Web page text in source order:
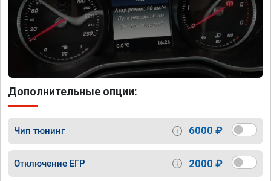
Дополнительные опции:
Чип тюнинг 6000 ₽
Отключение ЕГР 2000 ₽